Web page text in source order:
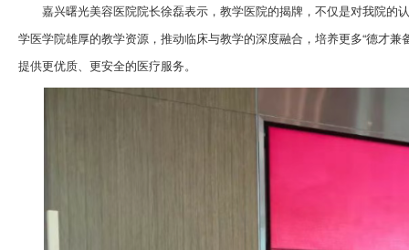
嘉兴曙光美容医院院长徐磊表示，教学医院的揭牌，不仅是对我院
学医学院雄厚的教学资源，推动临床与教学的深度融合，培养更多“德才
提供更优质、更安全的医疗服务。